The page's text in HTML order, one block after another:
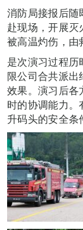
消防局接报后
赴现场，开展
被高温灼伤，由
是次演习过程
限公司合共派
效果。演习后各
时的协调能力
升码头的安全条